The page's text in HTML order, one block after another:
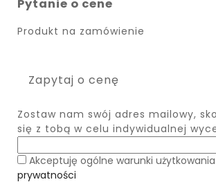
Pytanie o cene
Produkt na zamówienie
Zapytaj o cenę
Zostaw nam swój adres mailowy,
się z tobą w celu indywidualnej
Akceptuję ogólne warunki
prywatności